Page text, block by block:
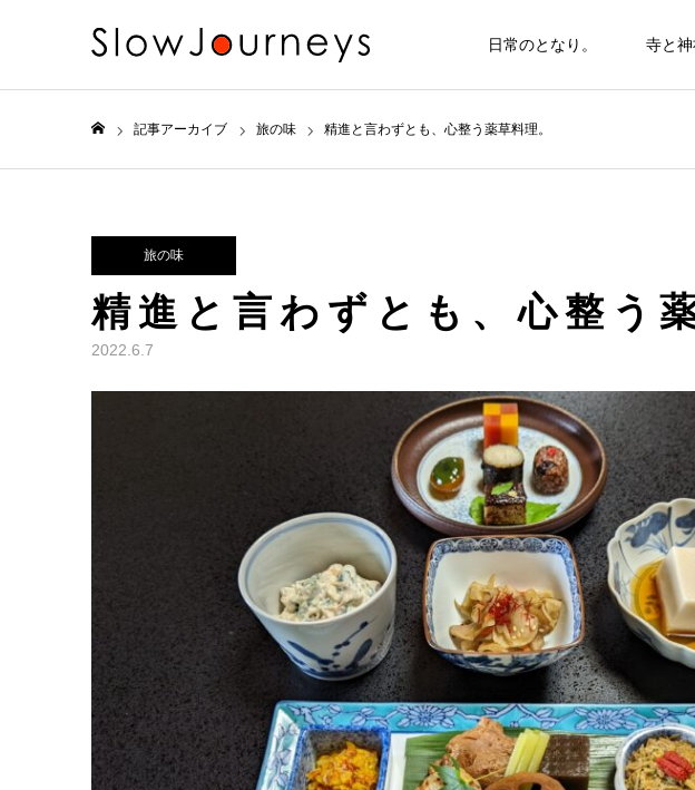
日常のとなり。 寺と神
記事アーカイブ 旅の味 精進と言わずとも、心整う薬草料理。
旅の味
精進と言わずとも、心整う
2022.6.7